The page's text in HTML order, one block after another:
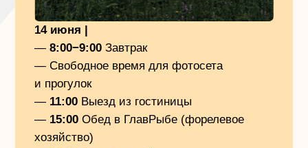
КАК ЭТО БЫЛО
Профи фотограф, который сделает Вам классные